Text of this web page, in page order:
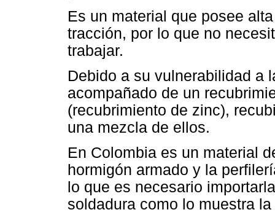
Es un material que posee
tracción, por lo que no
trabajar.
Debido a su vulnerabilidad a
acompañado de un
(recubrimiento de zinc),
una mezcla de ellos.
En Colombia es un material
hormigón armado y la
lo que es necesario
soldadura como lo muestra la